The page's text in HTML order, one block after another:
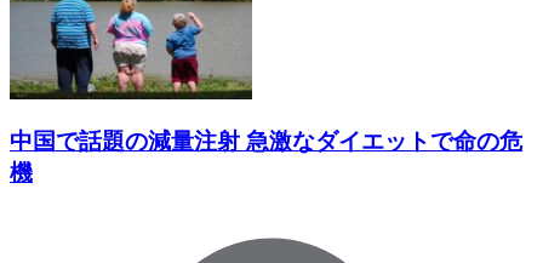
中国で話題の減量注射 急激なダイエットで命の危
機